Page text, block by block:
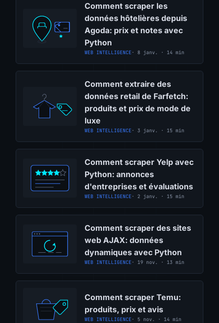
Comment scraper les
données hôtelières depuis
Agoda: prix et notes avec
Python
WEB INTELLIGENCE · 8 janv. · 14 min
Comment extraire des
données retail de Farfetch:
produits et prix de mode de
luxe
WEB INTELLIGENCE · 3 janv. · 15 min
Comment scraper Yelp avec
Python: annonces
d'entreprises et évaluations
WEB INTELLIGENCE · 2 janv. · 15 min
Comment scraper des sites
web AJAX: données
dynamiques avec Python
WEB INTELLIGENCE · 19 nov. · 13 min
Comment scraper Temu:
produits, prix et avis
WEB INTELLIGENCE · 5 nov. · 14 min